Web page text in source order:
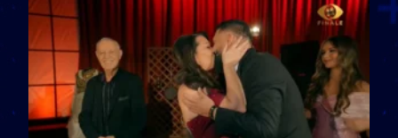
të fituar çmimin e madh